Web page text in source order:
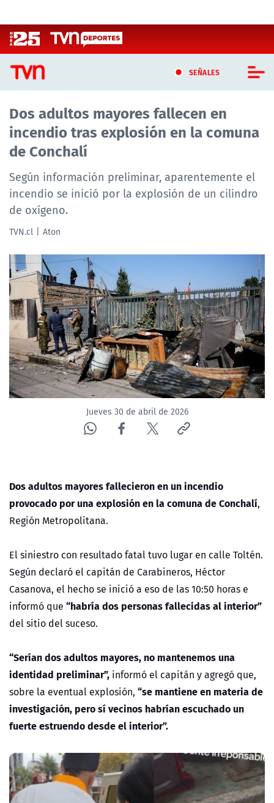
SEÑALES
CASTING MASTERCHEF CHILE
CASTING TVN VERTICAL
TVN VERTICAL
TVN PLAY
PROGRAMAS
TELESERIES
NTV
ACTUALIDAD Y TENDENCIAS
CORPORATIVO Y TRANSPARENCIA
CANAL DE DENUNCIAS
ÁREA DE PROYECTOS
Dos adultos mayores fallecen en
incendio tras explosión en la comuna
de Conchalí
Según información preliminar, aparentemente el
incendio se inició por la explosión de un cilindro
de oxígeno.
TVN.cl Aton
Jueves 30 de abril de 2026
Dos adultos mayores fallecieron en un incendio
provocado por una explosión en la comuna de Conchalí,
Región Metropolitana.
El siniestro con resultado fatal tuvo lugar en calle Toltén.
Según declaró el capitán de Carabineros, Héctor
Casanova, el hecho se inició a eso de las 10:50 horas e
informó que “habría dos personas fallecidas al interior”
del sitio del suceso.
“Serían dos adultos mayores, no mantenemos una
identidad preliminar”, informó el capitán y agregó que,
sobre la eventual explosión, “se mantiene en materia de
investigación, pero sí vecinos habrían escuchado un
fuerte estruendo desde el interior”.